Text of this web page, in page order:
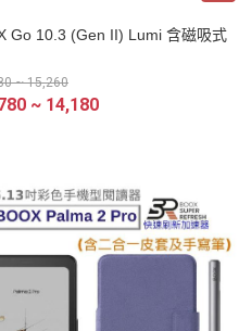
Go 10.3 (Gen II) Lumi 含磁吸式
~ 15,260
~ 14,180